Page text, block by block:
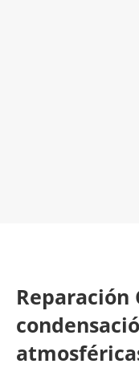
Reparación